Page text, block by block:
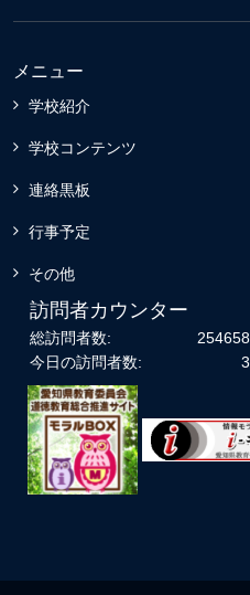
メニュー
学校紹介
学校コンテンツ
連絡黒板
行事予定
その他
訪問者カウンター
254658
総訪問者数:
3
今日の訪問者数: